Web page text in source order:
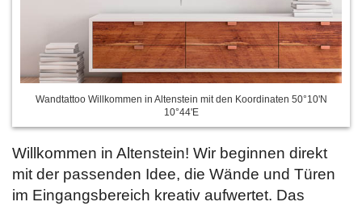
Wandtattoo Willkommen in Altenstein mit den Koordinaten 50°10'N
10°44'E
Willkommen in Altenstein! Wir beginnen direkt
mit der passenden Idee, die Wände und Türen
im Eingangsbereich kreativ aufwertet. Das